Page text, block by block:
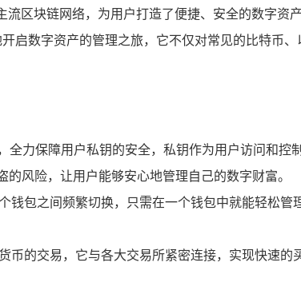
区块链网络，为用户打造了便捷、安全的数字资
启数字资产的管理之旅，它不仅对常见的比特币
力保障用户私钥的安全，私钥作为用户访问和控
风险，让用户能够安心地管理自己的数字财富。
包之间频繁切换，只需在一个钱包中就能轻松管
的交易，它与各大交易所紧密连接，实现快速的